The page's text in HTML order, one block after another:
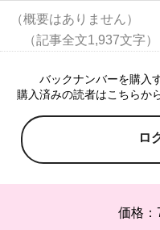
（概要はありません）
バックナンバーを購入
購入済みの読者はこちらか
ロ
価格：